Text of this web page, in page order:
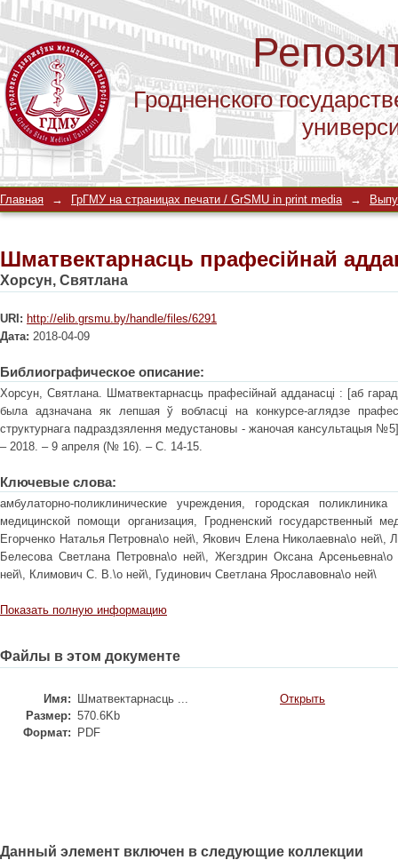
Гродненского
Шматвектарнасць прафесійнай
Главная → ГрГМУ на страницах печати / GrSMU in print media →
Шматвектарнасць прафесійнай
Хорсун, Святлана
URI: http://elib.grsmu.by/handle/files/6291
Дата: 2018-04-09
Библиографическое описание:
Хорсун, Святлана. Шматвектарнасць прафесійнай адданасці : [аб
была адзначана як лепшая ў вобласці на конкурсе-аглядзе
структурнага падраздзялення медустановы - жаночая кансультацыя
– 2018. – 9 апреля (№ 16). – С. 14-15.
Ключевые слова:
амбулаторно-поликлинические учреждения, городская
медицинской помощи организация, Гродненский государственный
Егорченко Наталья Петровна\о ней\, Якович Елена Николаевна\о ней\,
Белесова Светлана Петровна\о ней\, Жегздрин Оксана
ней\, Климович С. В.\о ней\, Гудинович Светлана Ярославовна\о ней\
Показать полную информацию
Файлы в этом документе
Имя:
Шматвектарнасць ...
Размер: 570.6Kb
Формат:
PDF
Открыть
Данный элемент включен в следующие коллекции